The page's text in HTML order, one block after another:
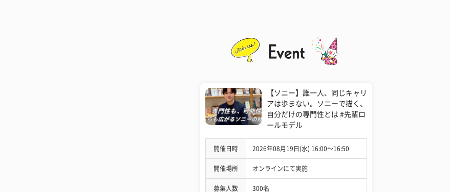
【ソニー】誰一人、同じキャリ
アは歩まない。ソニーで描く、
自分だけの専門性とは #先輩ロ
ールモデル
開催日時 2026年08月19日(水) 16:00〜16:50
開催場所 オンラインにて実施
募集人数 300名